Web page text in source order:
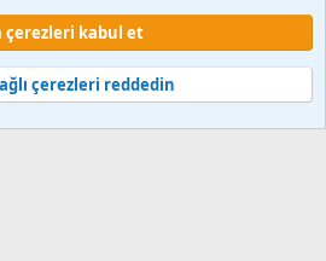
politikası Yardım Ana sayfa
© 2010-2024 XenForo Ltd.
ve web hizmetleri 2014-2024
çerezleri kabul et
çerezleri reddedin